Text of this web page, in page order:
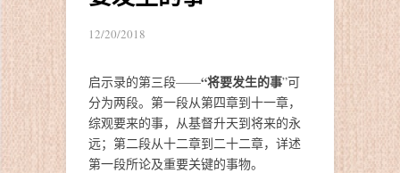
12/20/2018
启示录的第三段——“将要发生的事”可
分为两段。第一段从第四章到十一章，
综观要来的事，从基督升天到将来的永
远；第二段从十二章到二十二章，详述
第一段所论及重要关键的事物。